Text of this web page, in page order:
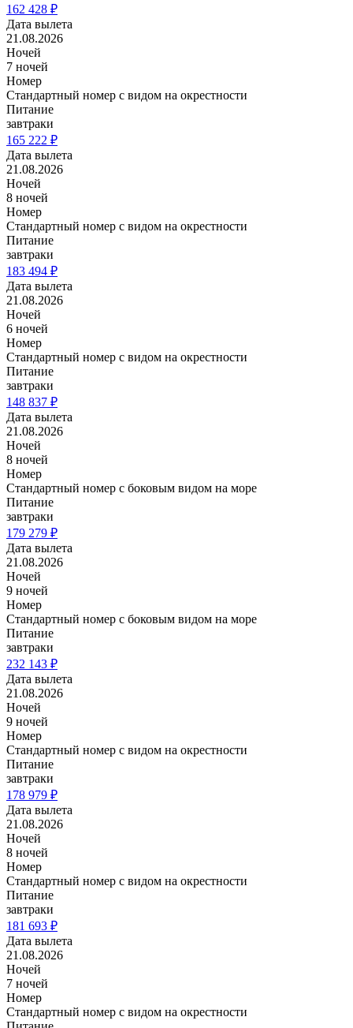
162 428 ₽
Дата вылета
21.08.2026
Ночей
7 ночей
Номер
Стандартный номер с видом на окрестности
Питание
завтраки
165 222 ₽
Дата вылета
21.08.2026
Ночей
8 ночей
Номер
Стандартный номер с видом на окрестности
Питание
завтраки
183 494 ₽
Дата вылета
21.08.2026
Ночей
6 ночей
Номер
Стандартный номер с видом на окрестности
Питание
завтраки
148 837 ₽
Дата вылета
21.08.2026
Ночей
8 ночей
Номер
Стандартный номер с боковым видом на море
Питание
завтраки
179 279 ₽
Дата вылета
21.08.2026
Ночей
9 ночей
Номер
Стандартный номер с боковым видом на море
Питание
завтраки
232 143 ₽
Дата вылета
21.08.2026
Ночей
9 ночей
Номер
Стандартный номер с видом на окрестности
Питание
завтраки
178 979 ₽
Дата вылета
21.08.2026
Ночей
8 ночей
Номер
Стандартный номер с видом на окрестности
Питание
завтраки
181 693 ₽
Дата вылета
21.08.2026
Ночей
7 ночей
Номер
Стандартный номер с видом на окрестности